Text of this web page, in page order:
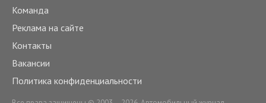
Команда
Реклама на сайте
Контакты
Вакансии
Политика конфиденциальности